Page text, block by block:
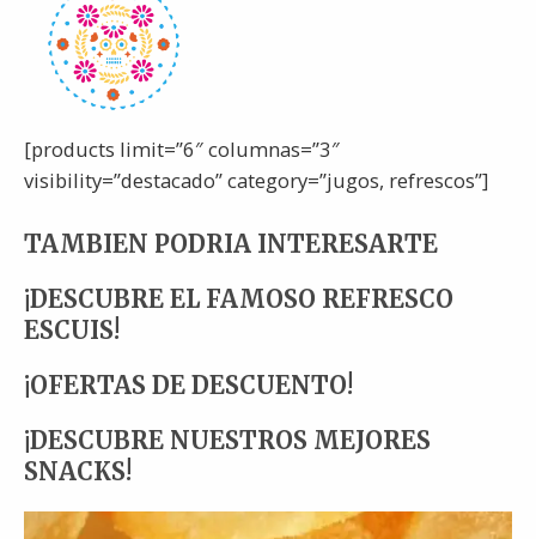
[products limit=”6″ columnas=”3″
visibility=”destacado” category=”jugos, refrescos”]
TAMBIEN PODRIA INTERESARTE
¡DESCUBRE EL FAMOSO REFRESCO
ESCUIS!
¡OFERTAS DE DESCUENTO!
¡DESCUBRE NUESTROS MEJORES
SNACKS!